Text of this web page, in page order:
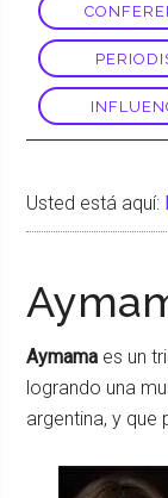
Usted está aquí:
Aymama es un
logrando una
argentina, y